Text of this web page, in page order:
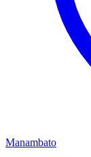
Manambato